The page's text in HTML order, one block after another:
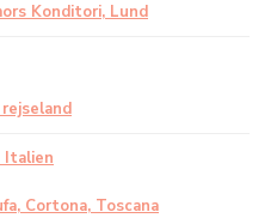
Konditori, Lund
Italien
Cortona, Toscana